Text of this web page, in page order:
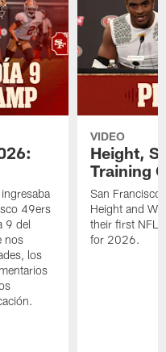
49ers
9 del
nos
los
VIDEO
Height,
Training
San Francisco
Height and
their first NFL
for 2026.